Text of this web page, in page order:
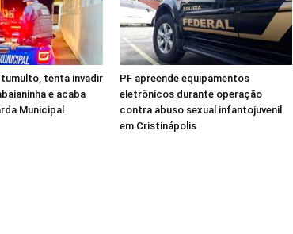
tenta invadir
e acaba
Municipal
PF apreende equipamentos
eletrônicos durante operação
contra abuso sexual infantojuvenil
em Cristinápolis